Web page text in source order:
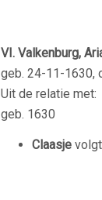
VI. Valkenburg,
geb. 24-11-1630,
Uit de relatie met:
geb. 1630
Claasje